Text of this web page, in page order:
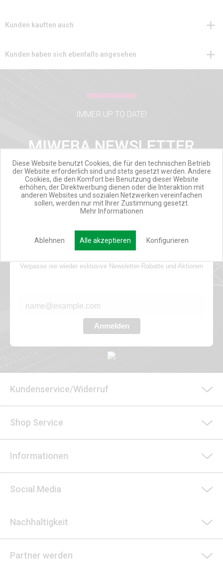
Kunden kauften auch
Kunden haben sich ebenfalls angesehen
IMMER UP TO DATE!
MIWEBA NEWSLETTER
INSPIRATIONSMAIL
PRODUKTUPDATES
TOP INFORMIERT
ANGEBOTE
Werde Teil der Miweba Community!
Verpasse nie wieder exklusive Newsletter-Rabatte und Aktionen
Anmelden
Kundenservice/Widerruf
Shop Service
Informationen
Social Media
Nachhaltigkeit
Partner werden
Diese Website benutzt Cookies, die für den technischen Betrieb
der Website erforderlich sind und stets gesetzt werden. Andere
Cookies, die den Komfort bei Benutzung dieser Website
erhöhen, der Direktwerbung dienen oder die Interaktion mit
anderen Websites und sozialen Netzwerken vereinfachen
sollen, werden nur mit Ihrer Zustimmung gesetzt.
Mehr Informationen
Ablehnen Alle akzeptieren Konfigurieren